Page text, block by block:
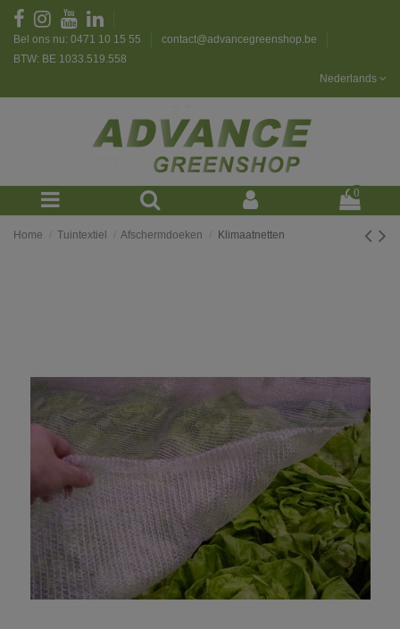
Bel ons nu: 0471 10 15 55
contact@advancegreenshop.be
BTW: BE 1033.519.558
Nederlands
0
Home Tuintextiel Afschermdoeken Klimaatnetten